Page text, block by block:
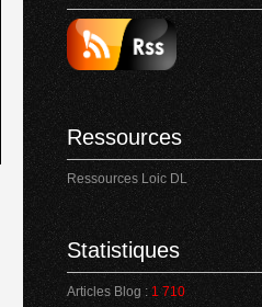
Ressources
Ressources Loic DL
Statistiques
Articles Blog : 1 710